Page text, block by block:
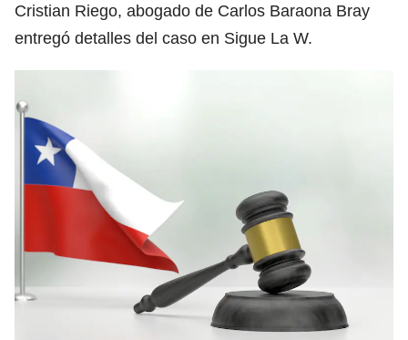
Cristian Riego, abogado de Carlos Baraona Bray
entregó detalles del caso en Sigue La W.